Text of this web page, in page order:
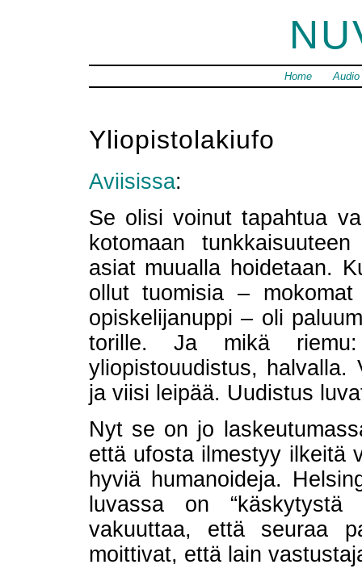
Home Audio
Yliopistolakiufo
Aviisissa:
Se olisi voinut tapahtua
kotomaan
asiat muualla hoidetaan.
ollut tuomisia –
opiskelijanuppi – oli
torille. Ja mikä
yliopistouudistus, halvalla.
ja viisi leipää. Uudistus
Nyt se on jo
että ufosta ilmestyy ilkeitä
hyviä humanoideja.
luvassa on
vakuuttaa, että seuraa
moittivat, että lain